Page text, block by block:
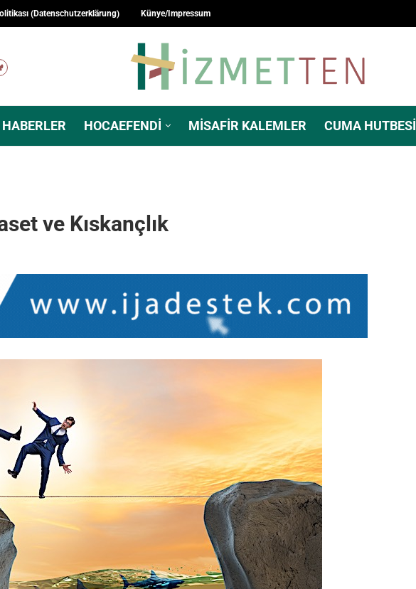
(Datenschutzerklärung) Künye/Impressum
HABERLER HOCAEFENDI MISAFIR KALEMLER CUMA HUTBESI
ve Kıskançlık